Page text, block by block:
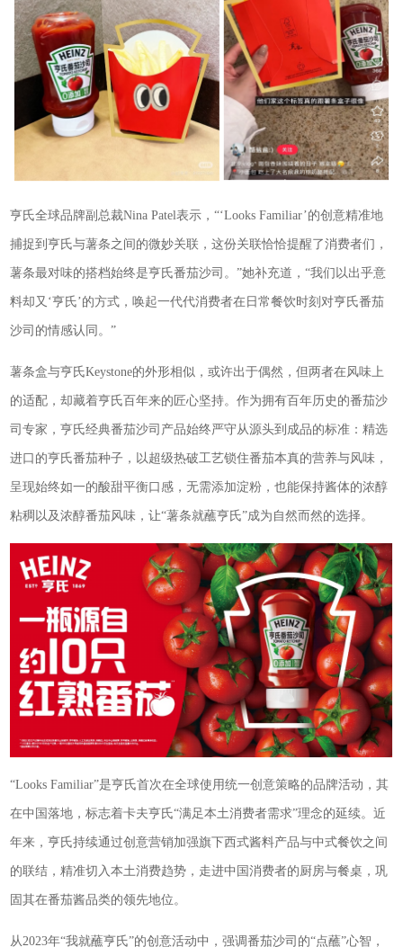
亨氏全球品牌副总裁Nina Patel表示，“‘Looks Familiar’的创意精准地
捕捉到亨氏与薯条之间的微妙关联，这份关联恰恰提醒了消费者们，
薯条最对味的搭档始终是亨氏番茄沙司。”她补充道，“我们以出乎意
料却又‘亨氏’的方式，唤起一代代消费者在日常餐饮时刻对亨氏番茄
沙司的情感认同。”
薯条盒与亨氏Keystone的外形相似，或许出于偶然，但两者在风味上
的适配，却藏着亨氏百年来的匠心坚持。作为拥有百年历史的番茄沙
司专家，亨氏经典番茄沙司产品始终严守从源头到成品的标准：精选
进口的亨氏番茄种子，以超级热破工艺锁住番茄本真的营养与风味，
呈现始终如一的酸甜平衡口感，无需添加淀粉，也能保持酱体的浓醇
粘稠以及浓醇番茄风味，让“薯条就蘸亨氏”成为自然而然的选择。
“Looks Familiar”是亨氏首次在全球使用统一创意策略的品牌活动，其
在中国落地，标志着卡夫亨氏“满足本土消费者需求”理念的延续。近
年来，亨氏持续通过创意营销加强旗下西式酱料产品与中式餐饮之间
的联结，精准切入本土消费趋势，走进中国消费者的厨房与餐桌，巩
固其在番茄酱品类的领先地位。
从2023年“我就蘸亨氏”的创意活动中，强调番茄沙司的“点蘸”心智，